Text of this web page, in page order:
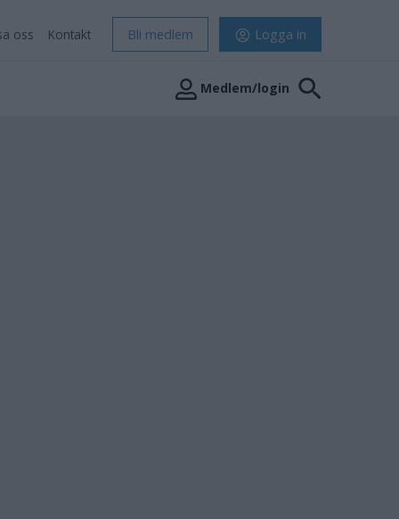
oss Kontakt Bli medlem Logga in
Medlem/login